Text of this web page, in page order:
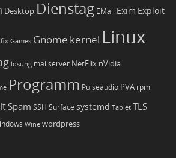
Desktop Dienstag EMail Exim Exploit
fix Games Gnome kernel Linux
lösung mailserver NetFlix nVidia
Programm Pulseaudio PVA rpm
Spam SSH Surface systemd Tablet TLS
Wine wordpress